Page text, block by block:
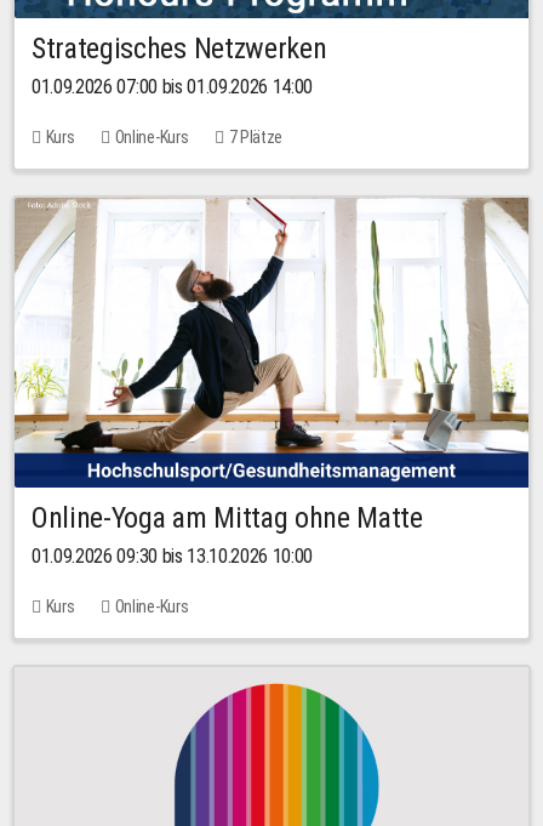
Strategisches Netzwerken
01.09.2026 07:00 bis 01.09.2026 14:00
Kurs Online-Kurs 7 Plätze
Online-Yoga am Mittag ohne Matte
01.09.2026 09:30 bis 13.10.2026 10:00
Kurs Online-Kurs